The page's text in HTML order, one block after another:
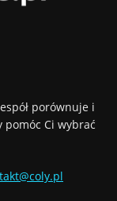
porównuje i
Ci wybrać